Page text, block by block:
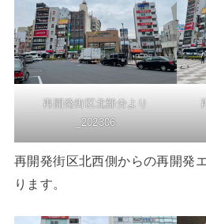
再開発街区北部分より
_202306
再開発街区北西側からの再開発
ります。